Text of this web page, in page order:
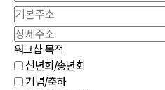
워크샵 목적
신년회/송년회
기념/축하